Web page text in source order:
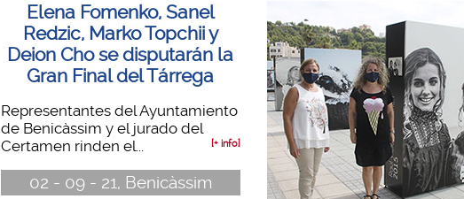
Elena Fomenko, Sanel
Redzic, Marko Topchii y
Deion Cho se disputarán la
Gran Final del Tárrega
Representantes del Ayuntamiento
de Benicàssim y el jurado del
Certamen rinden el...
[+ info]
02 - 09 - 21, Benicàssim